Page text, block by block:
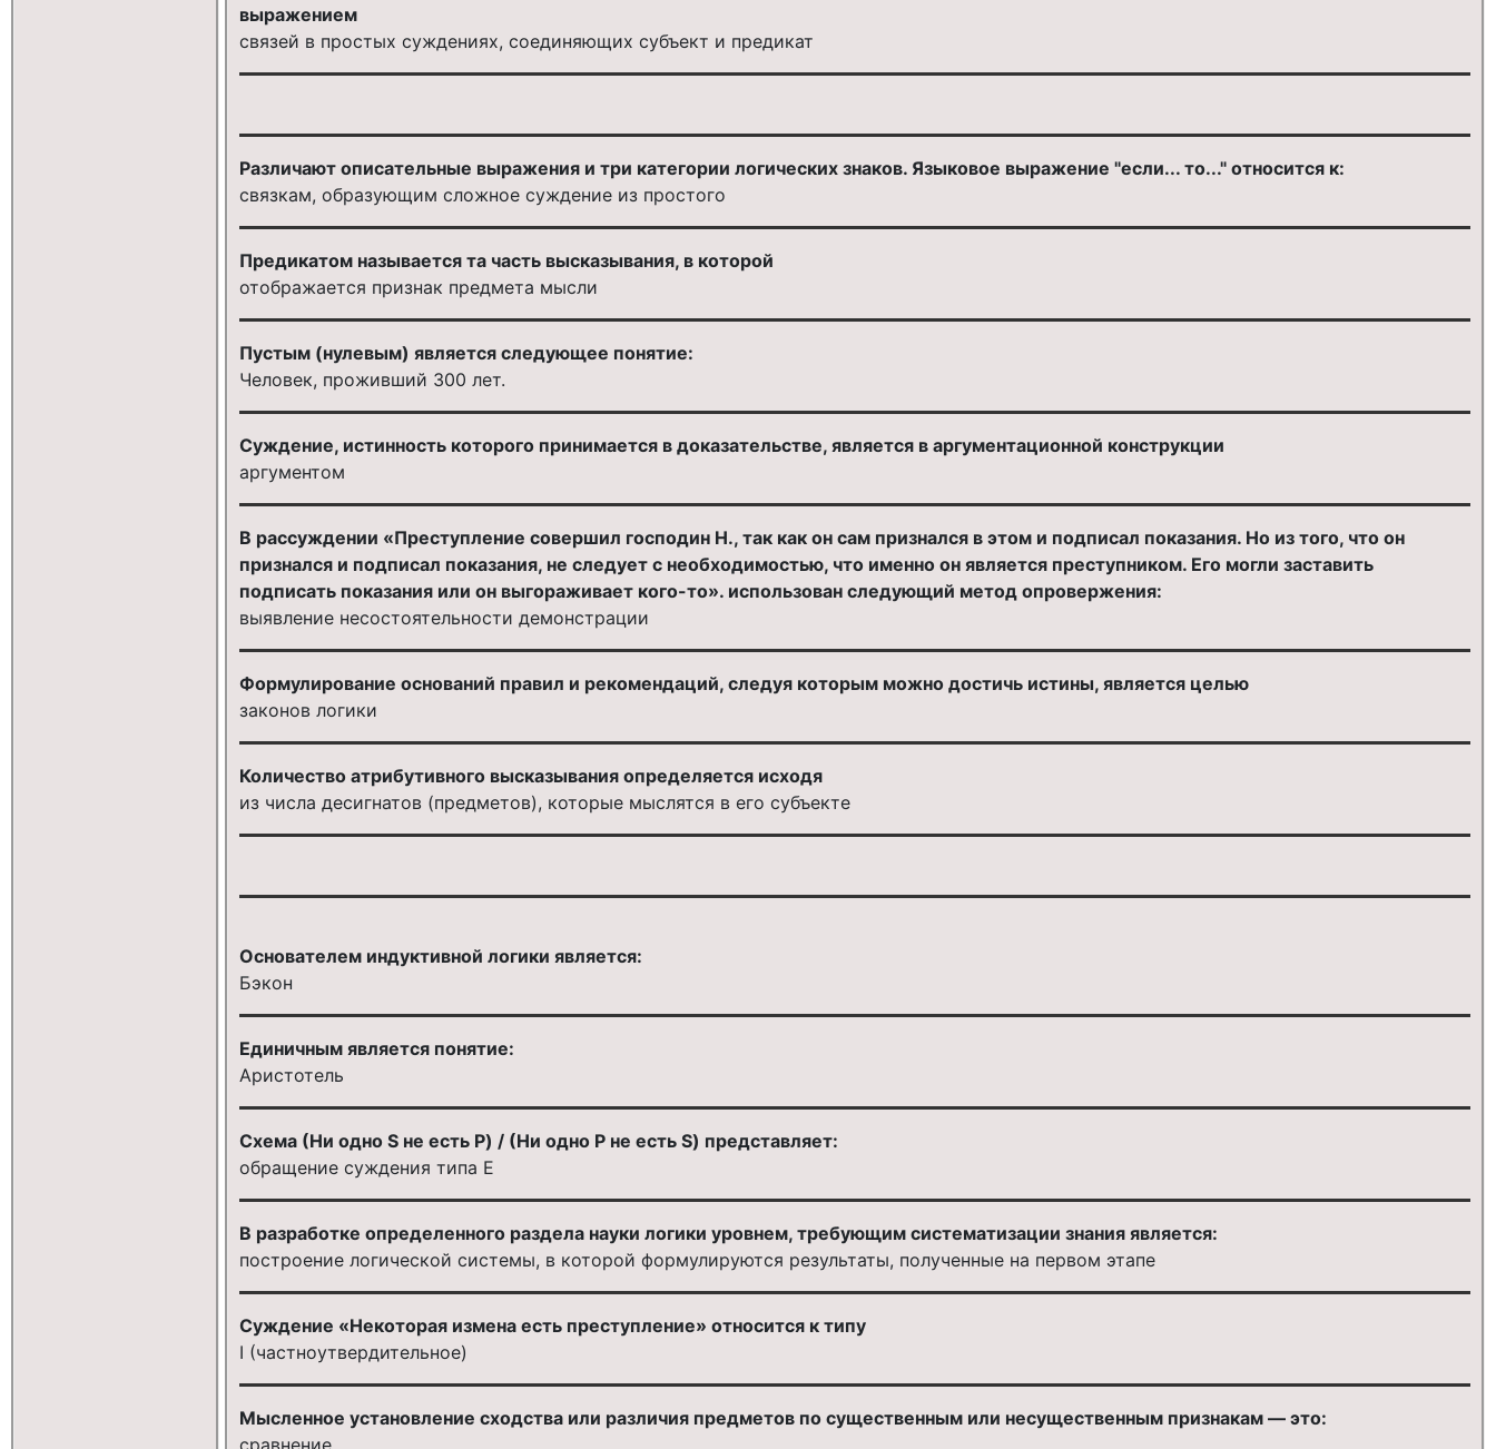
выражением
связей в простых суждениях, соединяющих субъект и предикат
Различают описательные выражения и три категории логических знаков. Языковое выражение "если... то..." относится к:
связкам, образующим сложное суждение из простого
Предикатом называется та часть высказывания, в которой
отображается признак предмета мысли
Пустым (нулевым) является следующее понятие:
Человек, проживший 300 лет.
Суждение, истинность которого принимается в доказательстве, является в аргументационной конструкции
аргументом
В рассуждении «Преступление совершил господин Н., так как он сам признался в этом и подписал показания. Но из того, что он
признался и подписал показания, не следует с необходимостью, что именно он является преступником. Его могли заставить
подписать показания или он выгораживает кого-то». использован следующий метод опровержения:
выявление несостоятельности демонстрации
Формулирование оснований правил и рекомендаций, следуя которым можно достичь истины, является целью
законов логики
Количество атрибутивного высказывания определяется исходя
из числа десигнатов (предметов), которые мыслятся в его субъекте
Основателем индуктивной логики является:
Бэкон
Единичным является понятие:
Аристотель
Схема (Ни одно S не есть P) / (Ни одно P не есть S) представляет:
обращение суждения типа Е
В разработке определенного раздела науки логики уровнем, требующим систематизации знания является:
построение логической системы, в которой формулируются результаты, полученные на первом этапе
Суждение «Некоторая измена есть преступление» относится к типу
I (частноутвердительное)
Мысленное установление сходства или различия предметов по существенным или несущественным признакам — это:
сравнение